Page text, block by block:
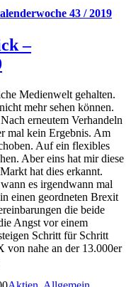
43 / 2019
–
Medienwelt gehalten.
mehr sehen können.
erneutem Verhandeln
mal kein Ergebnis. Am
Auf ein flexibles
Aber eins hat mir diese
hat dies erkannt.
es irgendwann mal
einen geordneten Brexit
die beide
Angst vor einem
Schritt für Schritt
von nahe an der 13.000er